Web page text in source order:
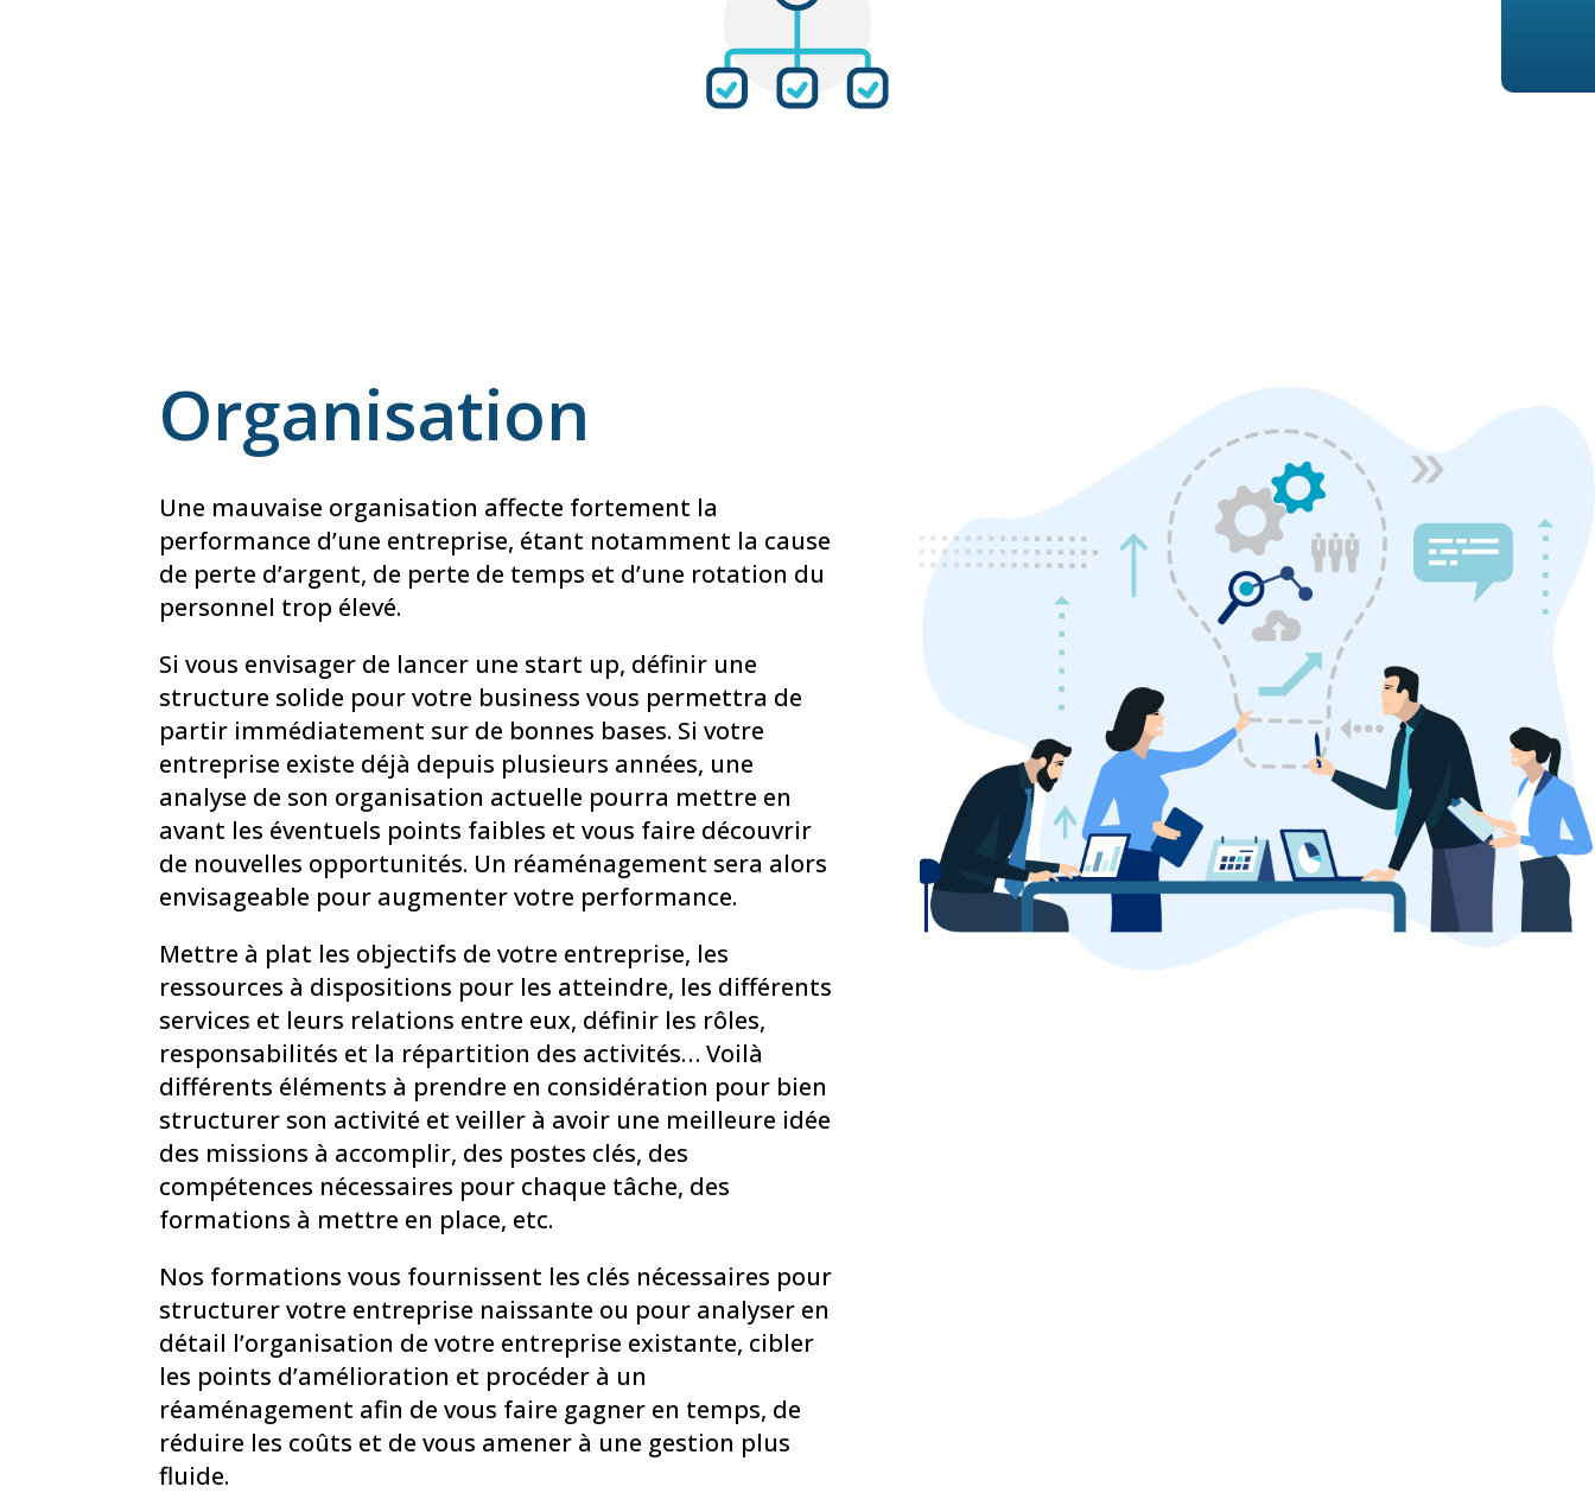
Organisation
Une mauvaise organisation affecte fortement la
performance d’une entreprise, étant notamment la cause
de perte d’argent, de perte de temps et d’une rotation du
personnel trop élevé.
Si vous envisager de lancer une start up, définir une
structure solide pour votre business vous permettra de
partir immédiatement sur de bonnes bases. Si votre
entreprise existe déjà depuis plusieurs années, une
analyse de son organisation actuelle pourra mettre en
avant les éventuels points faibles et vous faire découvrir
de nouvelles opportunités. Un réaménagement sera alors
envisageable pour augmenter votre performance.
Mettre à plat les objectifs de votre entreprise, les
ressources à dispositions pour les atteindre, les différents
services et leurs relations entre eux, définir les rôles,
responsabilités et la répartition des activités… Voilà
différents éléments à prendre en considération pour bien
structurer son activité et veiller à avoir une meilleure idée
des missions à accomplir, des postes clés, des
compétences nécessaires pour chaque tâche, des
formations à mettre en place, etc.
Nos formations vous fournissent les clés nécessaires pour
structurer votre entreprise naissante ou pour analyser en
détail l’organisation de votre entreprise existante, cibler
les points d’amélioration et procéder à un
réaménagement afin de vous faire gagner en temps, de
réduire les coûts et de vous amener à une gestion plus
fluide.